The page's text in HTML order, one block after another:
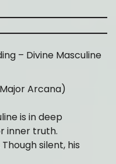
– Divine Masculine
Arcana)
is in deep
inner truth.
silent, his